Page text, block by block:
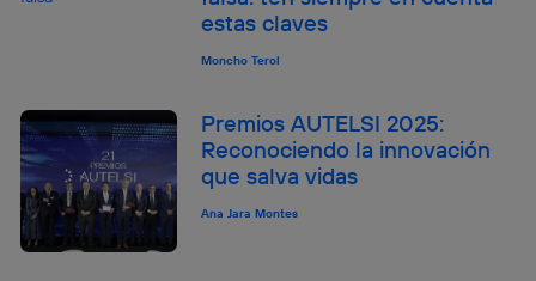
estas claves
Moncho Terol
Premios AUTELSI 2025:
Reconociendo la innovación
que salva vidas
Ana Jara Montes